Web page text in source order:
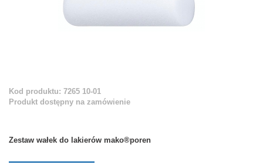
Kod produktu: 7265 10-01
Produkt dostępny na zamówienie
Zestaw wałek do lakierów mako®poren